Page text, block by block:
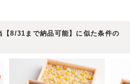
8/31まで納品可能】に似た条件の